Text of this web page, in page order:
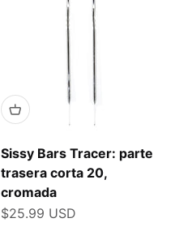
Sissy Bars Tracer: parte
trasera corta 20,
cromada
Precio de oferta
$25.99 USD